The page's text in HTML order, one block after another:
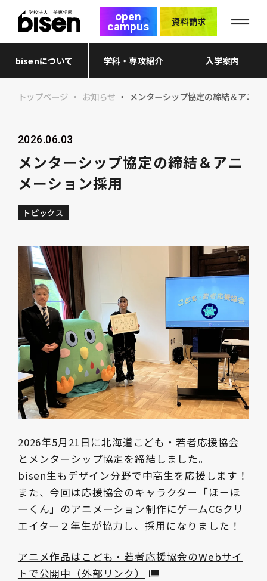
open
campus 資料請求
bisenについて 学科・専攻紹介 入学案内
トップページ お知らせ メンターシップ協定の締結＆アニメ
2026.06.03
メンターシップ協定の締結＆アニ
メーション採用
トピックス
2026年5月21日に北海道こども・若者応援協会
とメンターシップ協定を締結しました。
bisen生もデザイン分野で中高生を応援します！
また、今回は応援協会のキャラクター「ほーほ
ーくん」のアニメーション制作にゲームCGクリ
エイター２年生が協力し、採用になりました！
アニメ作品はこども・若者応援協会のWebサイ
トで公開中（外部リンク）